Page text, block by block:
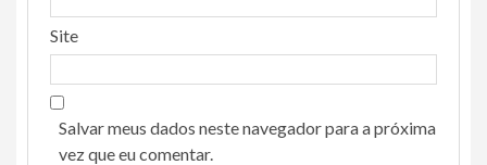
Site
Salvar meus dados neste navegador para a próxima
vez que eu comentar.